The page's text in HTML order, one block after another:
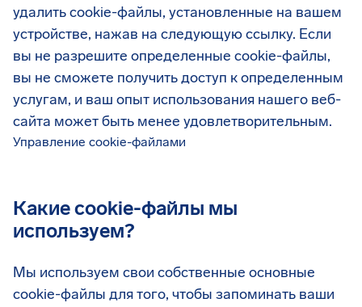
удалить cookie-файлы, установленные на вашем
устройстве, нажав на следующую ссылку. Если
вы не разрешите определенные cookie-файлы,
вы не сможете получить доступ к определенным
услугам, и ваш опыт использования нашего веб-
сайта может быть менее удовлетворительным.
Управление cookie-файлами
Какие cookie-файлы мы
используем?
Мы используем свои собственные основные
cookie-файлы для того, чтобы запоминать ваши